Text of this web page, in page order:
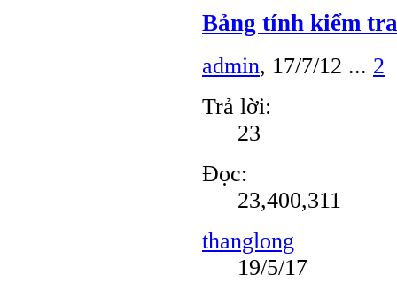
Bảng tính kiểm
admin, 17/7/12 ... 2
Trả lời:
23
Đọc:
23,400,311
thanglong
19/5/17